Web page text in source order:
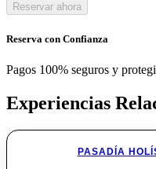
Reservar ahora
Reserva con Confianza
Pagos 100% seguros y
Experiencias
PASADÍA